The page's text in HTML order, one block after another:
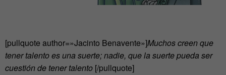
[pullquote author=»Jacinto Benavente»]Muchos creen que
tener talento es una suerte; nadie, que la suerte pueda ser
cuestión de tener talento [/pullquote]